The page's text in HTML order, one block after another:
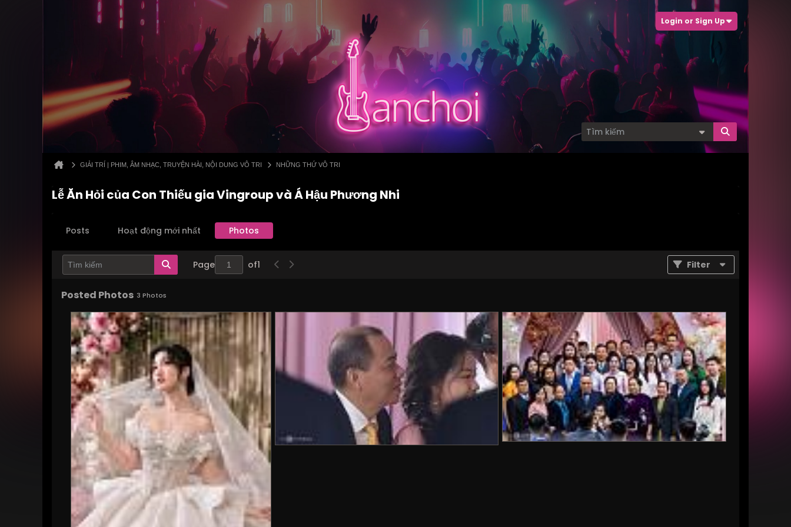
Login or Sign Up
GIẢI TRÍ | PHIM, ÂM NHẠC, TRUYỆN HÀI, NỘI DUNG VÔ TRI NHỮNG THỨ VÔ TRI
Lễ Ăn Hỏi của Con Thiếu gia Vingroup và Á Hậu Phương Nhi
Posts Hoạt động mới nhất Photos
Page of1 Filter
Posted Photos 3 Photos